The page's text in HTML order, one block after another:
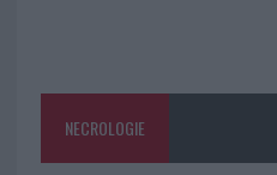
NECROLOGIE